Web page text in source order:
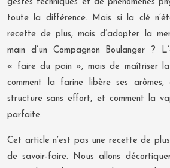
gestes techniques et de phénomènes
toute la différence. Mais si la clé
recette de plus, mais d’adopter la
main d’un Compagnon Boulanger ?
« faire du pain », mais de maîtriser la
comment la farine libère ses arômes,
structure sans effort, et comment la
parfaite.
Cet article n’est pas une recette de plus.
de savoir-faire. Nous allons